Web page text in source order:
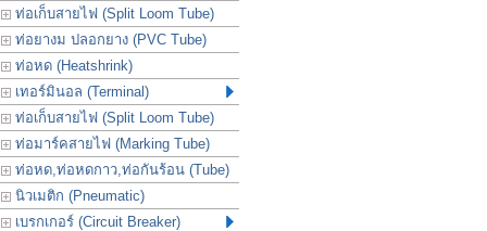
ท่อเก็บสายไฟ (Split Loom Tube)
ท่อยางม ปลอกยาง (PVC Tube)
ท่อหด (Heatshrink)
เทอร์มินอล (Terminal)
ท่อเก็บสายไฟ (Split Loom Tube)
ท่อมาร์คสายไฟ (Marking Tube)
ท่อหด,ท่อหดกาว,ท่อกันร้อน (Tube)
นิวเมติก (Pneumatic)
เบรกเกอร์ (Circuit Breaker)